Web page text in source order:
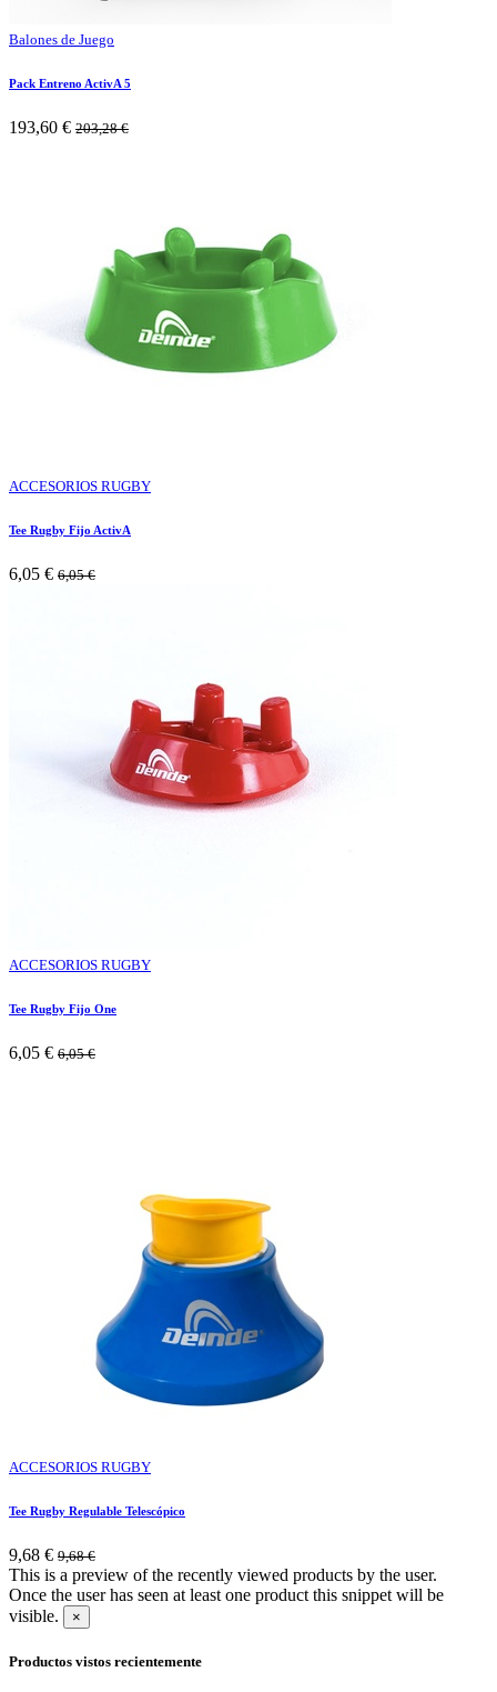
Balones de Juego
Pack Entreno ActivA 5
193,60 € 203,28€
ACCESORIOS RUGBY
Tee Rugby Fijo ActivA
6,05 € 6,05€
ACCESORIOS RUGBY
Tee Rugby Fijo One
6,05 € 6,05€
ACCESORIOS RUGBY
Tee Rugby Regulable Telescópico
9,68 € 9,68€
This is a preview of the recently viewed products by the user.
Once the user has seen at least one product this snippet will be
visible.
×
Productos vistos recientemente